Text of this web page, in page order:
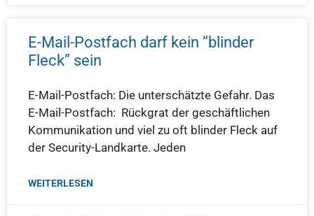
E-Mail-Postfach darf kein “blinder
Fleck” sein
E-Mail-Postfach: Die unterschätzte Gefahr. Das
E-Mail-Postfach: Rückgrat der geschäftlichen
Kommunikation und viel zu oft blinder Fleck auf
der Security-Landkarte. Jeden
WEITERLESEN